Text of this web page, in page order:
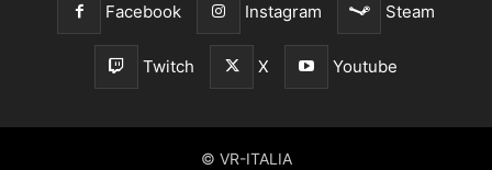
Facebook Instagram Steam
Twitch X Youtube
© VR-ITALIA